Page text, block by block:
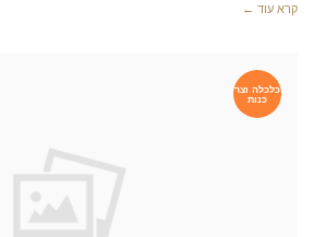
קרא עוד ←
כלכלה וצר
כנות